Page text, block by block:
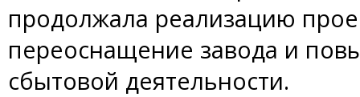
продолжала реализацию
переоснащение завода и
сбытовой деятельности.